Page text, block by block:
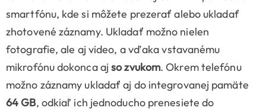
smartfónu, kde si môžete prezerať alebo ukladať
zhotovené záznamy. Ukladať možno nielen
fotografie, ale aj video, a vďaka vstavanému
mikrofónu dokonca ajso zvukom. Okrem telefónu
možno záznamy ukladať aj do integrovanej pamäte
64 GB, odkiaľ ich jednoducho prenesiete do